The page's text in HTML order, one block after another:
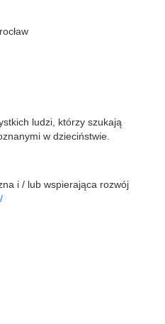
ludzi, którzy szukają
w dzieciństwie.
i / lub wspierająca rozwój